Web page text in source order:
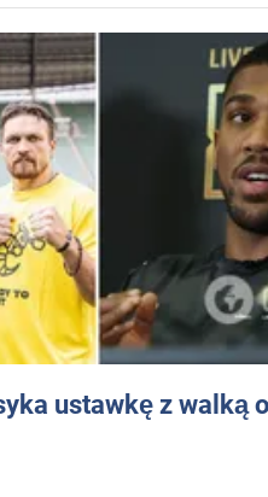
ustawkę z walką